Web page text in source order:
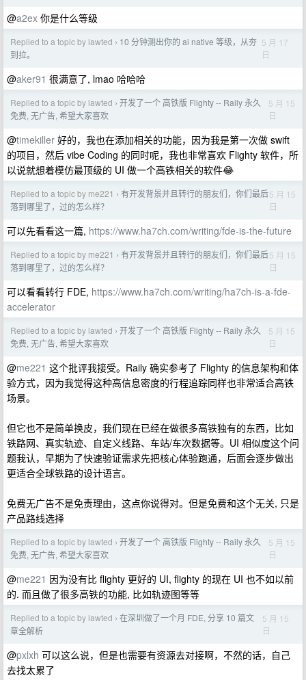
@a2ex 你是什么等级
Replied to a topic by lawted › 10 分钟测出你的 ai native 等级，从夯
到拉。
5 月 17
日
@aker91 很满意了, lmao 哈哈哈
Replied to a topic by lawted › 开发了一个 高铁版 Flighty -- Raily 永久
免费, 无广告, 希望大家喜欢
5 月 15
日
@timekiller 好的，我也在添加相关的功能，因为我是第一次做 swift
的项目，然后 vibe Coding 的同时呢，我也非常喜欢 Flighty 软件，所
以说就想着模仿最顶级的 UI 做一个高铁相关的软件😂
Replied to a topic by me221 › 有开发背景并且转行的朋友们，你们最后
落到哪里了，过的怎么样？
5 月 15
日
可以先看看这一篇, https://www.ha7ch.com/writing/fde-is-the-future
Replied to a topic by me221 › 有开发背景并且转行的朋友们，你们最后
落到哪里了，过的怎么样？
5 月 15
日
可以看看转行 FDE, https://www.ha7ch.com/writing/ha7ch-is-a-fde-
accelerator
Replied to a topic by lawted › 开发了一个 高铁版 Flighty -- Raily 永久
免费, 无广告, 希望大家喜欢
5 月 15
日
@me221 这个批评我接受。Raily 确实参考了 Flighty 的信息架构和体
验方式，因为我觉得这种高信息密度的行程追踪同样也非常适合高铁
场景。
但它也不是简单换皮，我们现在已经在做很多高铁独有的东西，比如
铁路网、真实轨迹、自定义线路、车站/车次数据等。UI 相似度这个问
题我认，早期为了快速验证需求先把核心体验跑通，后面会逐步做出
更适合全球铁路的设计语言。
免费无广告不是免责理由，这点你说得对。但是免费和这个无关, 只是
产品路线选择
Replied to a topic by lawted › 开发了一个 高铁版 Flighty -- Raily 永久
免费, 无广告, 希望大家喜欢
5 月 15
日
@me221 因为没有比 flighty 更好的 UI, flighty 的现在 UI 也不如以前
的. 而且做了很多高铁的功能, 比如轨迹图等等
Replied to a topic by lawted › 在深圳做了一个月 FDE, 分享 10 篇文
章全解析
5 月 15
日
@pxlxh 可以这么说，但是也需要有资源去对接啊，不然的话，自己
去找太累了